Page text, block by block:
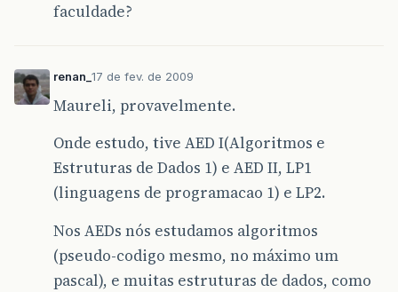
faculdade?
renan_ 17 de fev. de 2009
Maureli, provavelmente.
Onde estudo, tive AED I(Algoritmos e
Estruturas de Dados 1) e AED II, LP1
(linguagens de programacao 1) e LP2.
Nos AEDs nós estudamos algoritmos
(pseudo-codigo mesmo, no máximo um
pascal), e muitas estruturas de dados, como